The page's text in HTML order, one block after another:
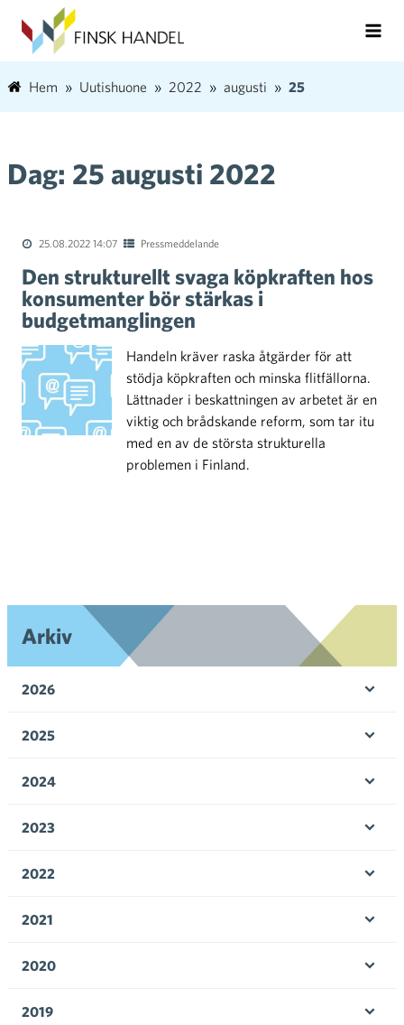
Hem Uutishuone 2022 augusti 25
Dag: 25 augusti 2022
25.08.2022 14:07 Pressmeddelande
Den strukturellt svaga köpkraften hos
konsumenter bör stärkas i
budgetmanglingen
Handeln kräver raska åtgärder för att
stödja köpkraften och minska flitfällorna.
Lättnader i beskattningen av arbetet är en
viktig och brådskande reform, som tar itu
med en av de största strukturella
problemen i Finland.
Arkiv
2026
2025
2024
2023
2022
2021
2020
2019